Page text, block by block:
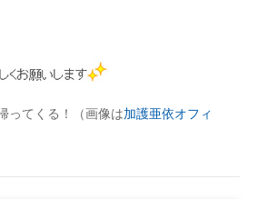
ってくる！（画像は加護亜依オフィ